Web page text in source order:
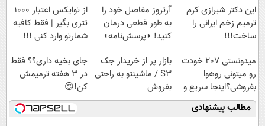
این دکتر شیرازی کرم
ترمیم زخم ایرانی را
ساخت!!!
آرتروز مفاصل خود را
به طور قطعی درمان
کنید! ◗پرسش‌نامه◖
از توایکس اعتبار ۱۰۰۰
تتری بگیر | فقط کافیه
شمارتو وارد کنی !!!
میدونستی 207 خودت
رو میتونی روهوا
بفروشی؟اینجا سریع و
راحت بفروش
بازار پر از خریدار جک
S3 / ماشینتو به راحتی
بفروش
جای بخیه داری؟؟ فقط
در 3 هفته ترمیمش
کن!😍
مطالب پیشنهادی